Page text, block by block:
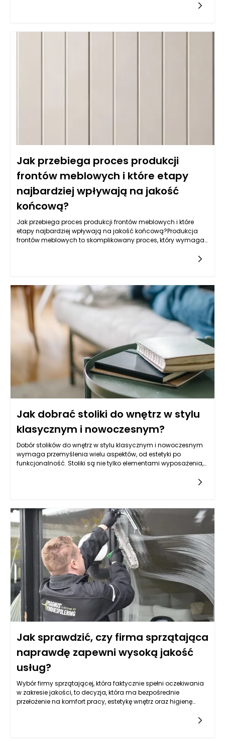
sklejka wodoodporna. Istotne jest, aby materiał miał
Jak przebiega proces produkcji
frontów meblowych i które etapy
najbardziej wpływają na jakość
końcową?
Jak przebiega proces produkcji frontów meblowych i które
etapy najbardziej wpływają na jakość końcową?Produkcja
frontów meblowych to skomplikowany proces, który wymaga
Jak dobrać stoliki do wnętrz w stylu
klasycznym i nowoczesnym?
Dobór stolików do wnętrz w stylu klasycznym i nowoczesnym
wymaga przemyślenia wielu aspektów, od estetyki po
funkcjonalność. Stoliki są nie tylko elementami wyposażenia,
wykorzystywane, to drewno w ciemnych odcieniach, okleiny, a
także kamień. Ważne jest, aby stoliki były solidne i masywne,
co podkreśli ich prestiżowy charakter. W kontekście stylu
nowoczesnego, kluczowa staje się prostota formy i
funkcjonalność. Stoliki w modernistycznych wnętrzach często
mają minimalistyczny design, wykorzystują materiały takie
jak szkło, metal czy praktyczne kompozyty. Dzięki temu nadają
one pomieszczeniom lekkości i świeżości, a ich forma często
skłania się ku nieregularnym kształtom.
Jak sprawdzić, czy firma sprzątająca
naprawdę zapewni wysoką jakość
usług?
Wybór firmy sprzątającej, która faktycznie spełni oczekiwania
w zakresie jakości, to decyzja, która ma bezpośrednie
przełożenie na komfort pracy, estetykę wnętrz oraz higienę